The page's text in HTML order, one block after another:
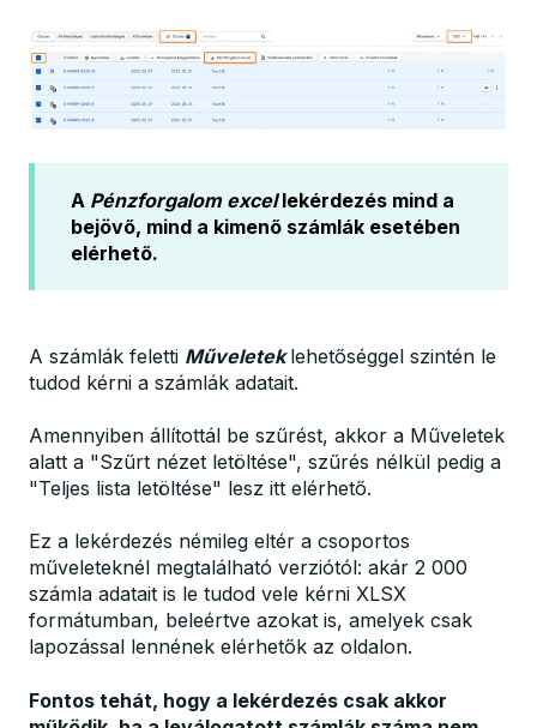
A Pénzforgalom excellekérdezés mind a
bejövő, mind a kimenő számlák esetében
elérhető.
A számlák feletti Műveleteklehetőséggel szintén le
tudod kérni a számlák adatait.
Amennyiben állítottál be szűrést, akkor a Műveletek
alatt a "Szűrt nézet letöltése", szűrés nélkül pedig a
"Teljes lista letöltése" lesz itt elérhető.
Ez a lekérdezés némileg eltér a csoportos
műveleteknél megtalálható verziótól: akár 2 000
számla adatait is le tudod vele kérni XLSX
formátumban, beleértve azokat is, amelyek csak
lapozással lennének elérhetők az oldalon.
Fontos tehát, hogy a lekérdezés csak akkor